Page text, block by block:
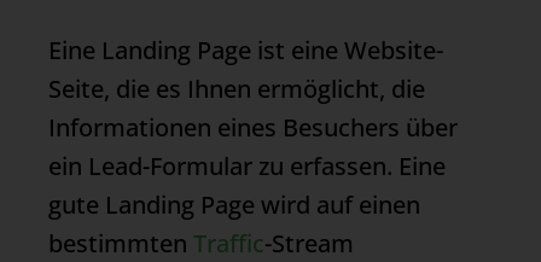
Eine Landing Page ist eine Website-
Seite, die es Ihnen ermöglicht, die
Informationen eines Besuchers über
ein Lead-Formular zu erfassen. Eine
gute Landing Page wird auf einen
bestimmten Traffic-Stream